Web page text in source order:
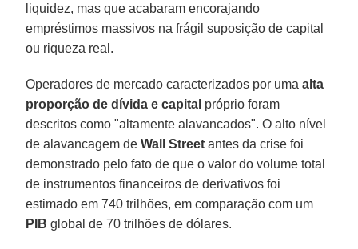
liquidez, mas que acabaram encorajando
empréstimos massivos na frágil suposição de capital
ou riqueza real.
Operadores de mercado caracterizados por umaalta
proporção de dívida e capital próprio foram
descritos como "altamente alavancados". O alto nível
de alavancagem deWall Street antes da crise foi
demonstrado pelo fato de que o valor do volume total
de instrumentos financeiros de derivativos foi
estimado em 740 trilhões, em comparação com um
PIB global de 70 trilhões de dólares.